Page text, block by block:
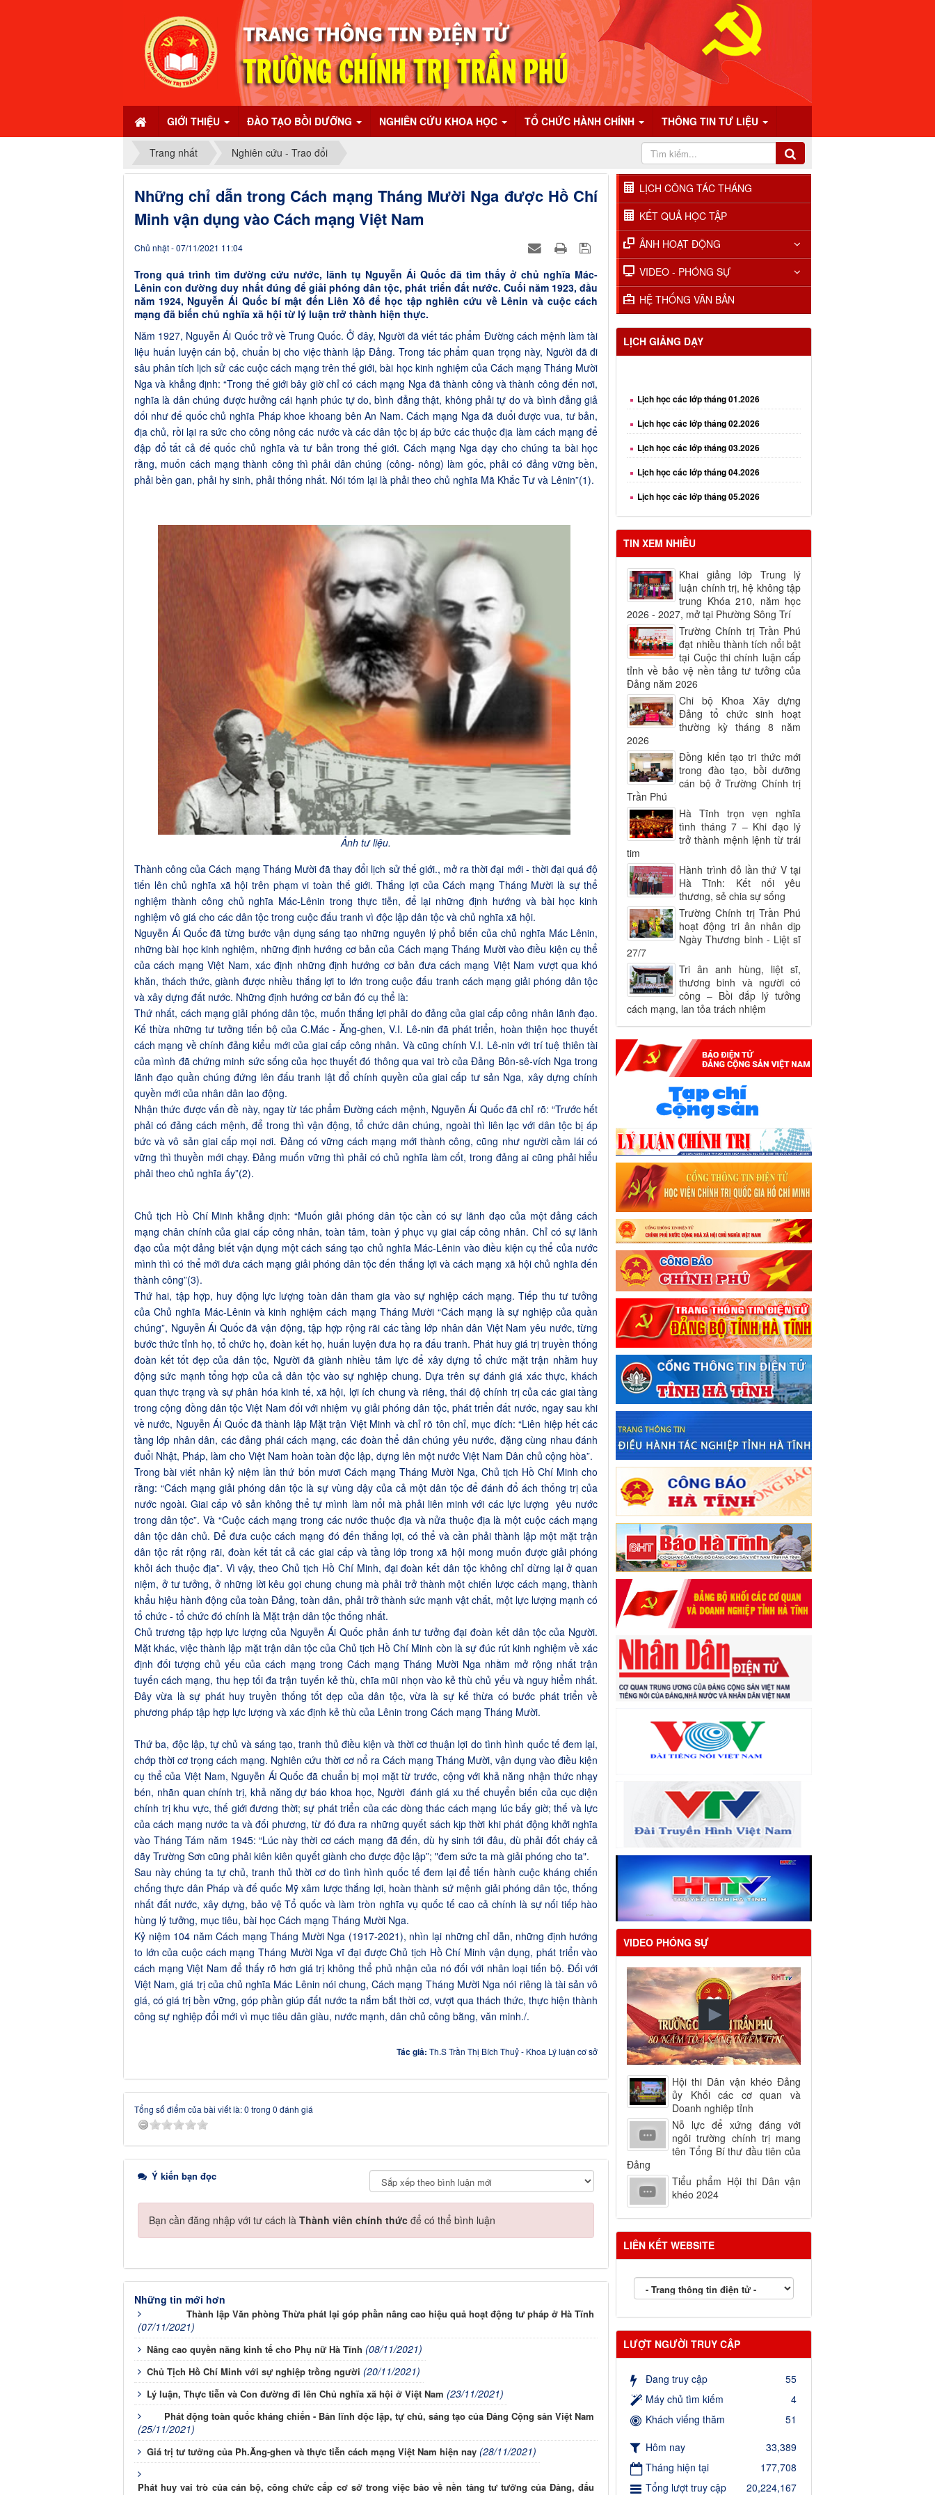
GIỚI THIỆU ĐÀO TẠO BỒI DƯỠNG NGHIÊN CỨU KHOA HỌC TỔ CHỨC HÀNH CHÍNH THÔNG TIN TƯ LIỆU
Trang nhất Nghiên cứu - Trao đổi
Những chỉ dẫn trong Cách mạng Tháng Mười Nga được Hồ Chí
Minh vận dụng vào Cách mạng Việt Nam
Chủ nhật - 07/11/2021 11:04
Trong quá trình tìm đường cứu nước, lãnh tụ Nguyễn Ái Quốc đã tìm thấy ở chủ nghĩa Mác-
Lênin con đường duy nhất đúng để giải phóng dân tộc, phát triển đất nước. Cuối năm 1923, đầu
năm 1924, Nguyễn Ái Quốc bí mật đến Liên Xô để học tập nghiên cứu về Lênin và cuộc cách
mạng đã biến chủ nghĩa xã hội từ lý luận trở thành hiện thực.
Năm 1927, Nguyễn Ái Quốc trở về Trung Quốc. Ở đây, Người đã viết tác phẩm Đường cách mệnh làm tài
liệu huấn luyện cán bộ, chuẩn bị cho việc thành lập Đảng. Trong tác phẩm quan trọng này, Người đã đi
sâu phân tích lịch sử các cuộc cách mạng trên thế giới, bài học kinh nghiệm của Cách mạng Tháng Mười
Nga và khẳng định: “Trong thế giới bây giờ chỉ có cách mạng Nga đã thành công và thành công đến nơi,
nghĩa là dân chúng được hưởng cái hạnh phúc tự do, bình đẳng thật, không phải tự do và bình đẳng giả
dối như đế quốc chủ nghĩa Pháp khoe khoang bên An Nam. Cách mạng Nga đã đuổi được vua, tư bản,
địa chủ, rồi lại ra sức cho công nông các nước và các dân tộc bị áp bức các thuộc địa làm cách mạng để
đập đổ tất cả đế quốc chủ nghĩa và tư bản trong thế giới. Cách mạng Nga dạy cho chúng ta bài học
rằng, muốn cách mạng thành công thì phải dân chúng (công- nông) làm gốc, phải có đảng vững bền,
phải bền gan, phải hy sinh, phải thống nhất. Nói tóm lại là phải theo chủ nghĩa Mã Khắc Tư và Lênin”(1).
Ảnh tư liệu.
Thành công của Cách mạng Tháng Mười đã thay đổi lịch sử thế giới., mở ra thời đại mới - thời đại quá độ
tiến lên chủ nghĩa xã hội trên phạm vi toàn thế giới. Thắng lợi của Cách mạng Tháng Mười là sự thể
nghiệm thành công chủ nghĩa Mác-Lênin trong thực tiễn, để lại những định hướng và bài học kinh
nghiệm vô giá cho các dân tộc trong cuộc đấu tranh vì độc lập dân tộc và chủ nghĩa xã hội.
Nguyễn Ái Quốc đã từng bước vận dụng sáng tạo những nguyên lý phổ biến của chủ nghĩa Mác Lênin,
những bài học kinh nghiệm, những định hướng cơ bản của Cách mạng Tháng Mười vào điều kiện cụ thể
của cách mạng Việt Nam, xác định những định hướng cơ bản đưa cách mạng Việt Nam vượt qua khó
khăn, thách thức, giành được nhiều thắng lợi to lớn trong cuộc đấu tranh cách mạng giải phóng dân tộc
và xây dựng đất nước. Những định hướng cơ bản đó cụ thể là:
Thứ nhất, cách mạng giải phóng dân tộc, muốn thắng lợi phải do đảng của giai cấp công nhân lãnh đạo.
Kế thừa những tư tưởng tiến bộ của C.Mác - Ăng-ghen, V.I. Lê-nin đã phát triển, hoàn thiện học thuyết
cách mạng về chính đảng kiểu mới của giai cấp công nhân. Và cũng chính V.I. Lê-nin với trí tuệ thiên tài
của mình đã chứng minh sức sống của học thuyết đó thông qua vai trò của Đảng Bôn-sê-vích Nga trong
lãnh đạo quần chúng đứng lên đấu tranh lật đổ chính quyền của giai cấp tư sản Nga, xây dựng chính
quyền mới của nhân dân lao động.
Nhận thức được vấn đề này, ngay từ tác phẩm Đường cách mệnh, Nguyễn Ái Quốc đã chỉ rõ: “Trước hết
phải có đảng cách mệnh, để trong thì vận động, tổ chức dân chúng, ngoài thì liên lạc với dân tộc bị áp
bức và vô sản giai cấp mọi nơi. Đảng có vững cách mạng mới thành công, cũng như người cầm lái có
vững thì thuyền mới chạy. Đảng muốn vững thì phải có chủ nghĩa làm cốt, trong đảng ai cũng phải hiểu
phải theo chủ nghĩa ấy”(2).
Chủ tịch Hồ Chí Minh khẳng định: “Muốn giải phóng dân tộc cần có sự lãnh đạo của một đảng cách
mạng chân chính của giai cấp công nhân, toàn tâm, toàn ý phục vụ giai cấp công nhân. Chỉ có sự lãnh
đạo của một đảng biết vận dụng một cách sáng tạo chủ nghĩa Mác-Lênin vào điều kiện cụ thể của nước
mình thì có thể mới đưa cách mạng giải phóng dân tộc đến thắng lợi và cách mạng xã hội chủ nghĩa đến
thành công”(3).
Thứ hai, tập hợp, huy động lực lượng toàn dân tham gia vào sự nghiệp cách mạng. Tiếp thu tư tưởng
của Chủ nghĩa Mác-Lênin và kinh nghiệm cách mạng Tháng Mười “Cách mạng là sự nghiệp của quần
chúng”, Nguyễn Ái Quốc đã vận động, tập hợp rộng rãi các tầng lớp nhân dân Việt Nam yêu nước, từng
bước thức tỉnh họ, tổ chức họ, đoàn kết họ, huấn luyện đưa họ ra đấu tranh. Phát huy giá trị truyền thống
đoàn kết tốt đẹp của dân tộc, Người đã giành nhiều tâm lực để xây dựng tổ chức mặt trận nhằm huy
động sức mạnh tổng hợp của cả dân tộc vào sự nghiệp chung. Dựa trên sự đánh giá xác thực, khách
quan thực trạng và sự phân hóa kinh tế, xã hội, lợi ích chung và riêng, thái độ chính trị của các giai tầng
trong cộng đồng dân tộc Việt Nam đối với nhiệm vụ giải phóng dân tộc, phát triển đất nước, ngay sau khi
về nước, Nguyễn Ái Quốc đã thành lập Mặt trận Việt Minh và chỉ rõ tôn chỉ, mục đích: “Liên hiệp hết các
tầng lớp nhân dân, các đảng phái cách mạng, các đoàn thể dân chúng yêu nước, đặng cùng nhau đánh
đuổi Nhật, Pháp, làm cho Việt Nam hoàn toàn độc lập, dựng lên một nước Việt Nam Dân chủ cộng hòa”.
Trong bài viết nhân kỷ niệm lần thứ bốn mươi Cách mạng Tháng Mười Nga, Chủ tịch Hồ Chí Minh cho
rằng: “Cách mạng giải phóng dân tộc là sự vùng dậy của cả một dân tộc để đánh đổ ách thống trị của
nước ngoài. Giai cấp vô sản không thể tự mình làm nổi mà phải liên minh với các lực lượng yêu nước
trong dân tộc”. Và “Cuộc cách mạng trong các nước thuộc địa và nửa thuộc địa là một cuộc cách mạng
dân tộc dân chủ. Để đưa cuộc cách mạng đó đến thắng lợi, có thể và cần phải thành lập một mặt trận
dân tộc rất rộng rãi, đoàn kết tất cả các giai cấp và tầng lớp trong xã hội mong muốn được giải phóng
khỏi ách thuộc địa”. Vì vậy, theo Chủ tịch Hồ Chí Minh, đại đoàn kết dân tộc không chỉ dừng lại ở quan
niệm, ở tư tưởng, ở những lời kêu gọi chung chung mà phải trở thành một chiến lược cách mạng, thành
khẩu hiệu hành động của toàn Đảng, toàn dân, phải trở thành sức mạnh vật chất, một lực lượng mạnh có
tổ chức - tổ chức đó chính là Mặt trận dân tộc thống nhất.
Chủ trương tập hợp lực lượng của Nguyễn Ái Quốc phản ánh tư tưởng đại đoàn kết dân tộc của Người.
Mặt khác, việc thành lập mặt trận dân tộc của Chủ tịch Hồ Chí Minh còn là sự đúc rút kinh nghiệm về xác
định đối tượng chủ yếu của cách mạng trong Cách mạng Tháng Mười Nga nhằm mở rộng nhất trận
tuyến cách mạng, thu hẹp tối đa trận tuyến kẻ thù, chĩa mũi nhọn vào kẻ thù chủ yếu và nguy hiểm nhất.
Đây vừa là sự phát huy truyền thống tốt dẹp của dân tộc, vừa là sự kế thừa có bước phát triển về
phương pháp tập hợp lực lượng và xác định kẻ thù của Lênin trong Cách mạng Tháng Mười.
Thứ ba, độc lập, tự chủ và sáng tạo, tranh thủ điều kiện và thời cơ thuận lợi do tình hình quốc tế đem lại,
chớp thời cơ trọng cách mạng. Nghiên cứu thời cơ nổ ra Cách mạng Tháng Mười, vận dụng vào điều kiện
cụ thể của Việt Nam, Nguyễn Ái Quốc đã chuẩn bị mọi mặt từ trước, cộng với khả năng nhận thức nhạy
bén, nhãn quan chính trị, khả năng dự báo khoa học, Người đánh giá xu thế chuyển biến của cục diện
chính trị khu vực, thế giới đương thời; sự phát triển của các dòng thác cách mạng lúc bấy giờ; thế và lực
của cách mạng nước ta và đối phương, từ đó đưa ra những quyết sách kịp thời khi phát động khởi nghĩa
vào Tháng Tám năm 1945: “Lúc này thời cơ cách mạng đã đến, dù hy sinh tới đâu, dù phải đốt cháy cả
dãy Trường Sơn cũng phải kiên kiên quyết giành cho được độc lập”; "đem sức ta mà giải phóng cho ta".
Sau này chúng ta tự chủ, tranh thủ thời cơ do tình hình quốc tế đem lại để tiến hành cuộc kháng chiến
chống thực dân Pháp và đế quốc Mỹ xâm lược thắng lợi, hoàn thành sứ mệnh giải phóng dân tộc, thống
nhất đất nước, xây dựng, bảo vệ Tổ quốc và làm tròn nghĩa vụ quốc tế cao cả chính là sự nối tiếp hào
hùng lý tưởng, mục tiêu, bài học Cách mạng Tháng Mười Nga.
Kỷ niệm 104 năm Cách mạng Tháng Mười Nga (1917-2021), nhìn lại những chỉ dẫn, những định hướng
to lớn của cuộc cách mạng Tháng Mười Nga vĩ đại được Chủ tịch Hồ Chí Minh vận dụng, phát triển vào
cách mạng Việt Nam để thấy rõ hơn giá trị không thể phủ nhận của nó đối với nhân loại tiến bộ. Đối với
Việt Nam, giá trị của chủ nghĩa Mác Lênin nói chung, Cách mạng Tháng Mười Nga nói riêng là tài sản vô
giá, có giá trị bền vững, góp phần giúp đất nước ta nắm bắt thời cơ, vượt qua thách thức, thực hiện thành
công sự nghiệp đổi mới vì mục tiêu dân giàu, nước mạnh, dân chủ công bằng, văn minh./.
Tác giả:Th.S Trần Thị Bích Thuỷ - Khoa Lý luận cơ sở
Tổng số điểm của bài viết là: 0 trong 0 đánh giá
Ý kiến bạn đọc
Bạn cần đăng nhập với tư cách là Thành viên chính thức để có thể bình luận
Những tin mới hơn
Thành lập Văn phòng Thừa phát lại góp phần nâng cao hiệu quả hoạt động tư pháp ở Hà Tĩnh
(07/11/2021)
Nâng cao quyền năng kinh tế cho Phụ nữ Hà Tĩnh (08/11/2021)
Chủ Tịch Hồ Chí Minh với sự nghiệp trồng người (20/11/2021)
Lý luận, Thực tiễn và Con đường đi lên Chủ nghĩa xã hội ở Việt Nam (23/11/2021)
Phát động toàn quốc kháng chiến - Bản lĩnh độc lập, tự chủ, sáng tạo của Đảng Cộng sản Việt Nam
(25/11/2021)
Giá trị tư tưởng của Ph.Ăng-ghen và thực tiễn cách mạng Việt Nam hiện nay (28/11/2021)
Phát huy vai trò của cán bộ, công chức cấp cơ sở trong việc bảo về nền tảng tư tưởng của Đảng, đấu
LỊCH CÔNG TÁC THÁNG
KẾT QUẢ HỌC TẬP
ẢNH HOẠT ĐỘNG
VIDEO - PHÓNG SỰ
HỆ THỐNG VĂN BẢN
LỊCH GIẢNG DẠY
Lịch học các lớp tháng 02.2026
Lịch học các lớp tháng 03.2026
Lịch học các lớp tháng 04.2026
Lịch học các lớp tháng 05.2026
Lịch học các lớp tháng 06.2026
TIN XEM NHIỀU
Khai giảng lớp Trung lý
luận chính trị, hệ không tập
trung Khóa 210, năm học
2026 - 2027, mở tại Phường Sông Trí
Trường Chính trị Trần Phú
đạt nhiều thành tích nổi bật
tại Cuộc thi chính luận cấp
tỉnh về bảo vệ nền tảng tư tưởng của
Đảng năm 2026
Chi bộ Khoa Xây dựng
Đảng tổ chức sinh hoạt
thường kỳ tháng 8 năm
2026
Đồng kiến tạo tri thức mới
trong đào tạo, bồi dưỡng
cán bộ ở Trường Chính trị
Trần Phú
Hà Tĩnh trọn vẹn nghĩa
tình tháng 7 – Khi đạo lý
trở thành mệnh lệnh từ trái
tim
Hành trình đỏ lần thứ V tại
Hà Tĩnh: Kết nối yêu
thương, sẻ chia sự sống
Trường Chính trị Trần Phú
hoạt động tri ân nhân dịp
Ngày Thương binh - Liệt sĩ
27/7
Tri ân anh hùng, liệt sĩ,
thương binh và người có
công – Bồi đắp lý tưởng
cách mạng, lan tỏa trách nhiệm
VIDEO PHÓNG SỰ
Hội thi Dân vận khéo Đảng
ủy Khối các cơ quan và
Doanh nghiệp tỉnh
Nỗ lực để xứng đáng với
ngôi trường chính trị mang
tên Tổng Bí thư đầu tiên của
Đảng
Tiểu phẩm Hội thi Dân vận
khéo 2024
LIÊN KẾT WEBSITE
LƯỢT NGƯỜI TRUY CẬP
Đang truy cập
55
Máy chủ tìm kiếm
4
Khách viếng thăm
51
Hôm nay
33,389
Tháng hiện tại
177,708
Tổng lượt truy cập
20,224,167